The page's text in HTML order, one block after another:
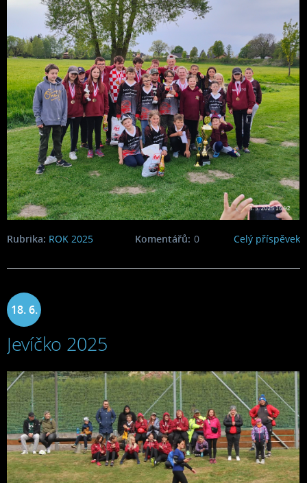
Celý příspěvek
Rubrika: ROK 2025 0
Komentářů:
18. 6.
2025
Jevíčko 2025